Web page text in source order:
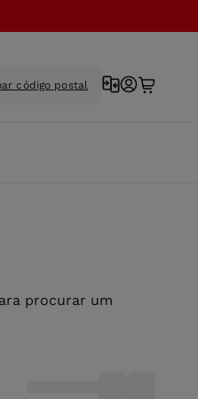
código postal
procurar um